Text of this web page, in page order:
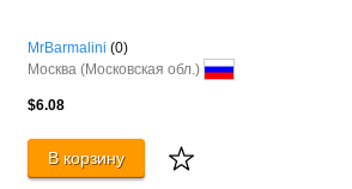
MrBarmalini (0)
Москва (Московская обл.)
$6.08
В корзину